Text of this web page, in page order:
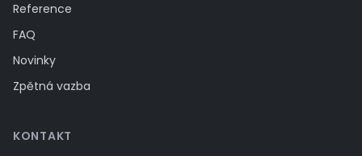
Reference
FAQ
Novinky
Zpětná vazba
KONTAKT